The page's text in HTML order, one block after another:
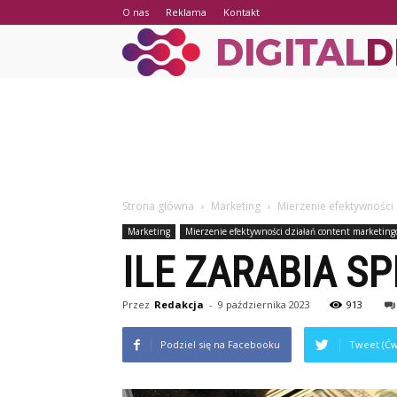
O nas Reklama Kontakt
Strona główna Marketing Mierzenie
Marketing Mierzenie efektywności działań content
ILE ZARABIA
Przez Redakcja - 9 października 2023 913
Podziel się na Facebooku Tweet